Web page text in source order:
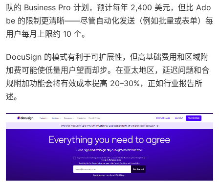
队的 Business Pro 计划，预计每年 2,400 美元，但比 Ado
be 的限制更清晰——尽管自动化发送（例如批量或表单）每
用户每月上限约 10 个。
DocuSign 的模式有利于可扩展性，但高基础费用和区域附
加费可能使低量用户望而却步。在亚太地区，延迟问题和合
规附加功能会将有效成本提高 20–30%，正如行业报告所
述。